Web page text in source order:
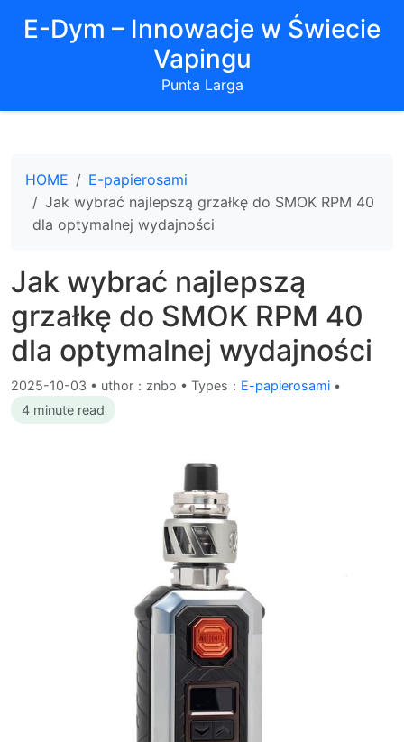
E-Dym – Innowacje w Świecie
Vapingu
Punta Larga
HOME
E-papierosami
Jak wybrać najlepszą grzałkę do SMOK RPM 40
dla optymalnej wydajności
Jak wybrać najlepszą
grzałkę do SMOK RPM 40
dla optymalnej wydajności
2025-10-03 • uthor：znbo • Types： E-papierosami •
4 minute read